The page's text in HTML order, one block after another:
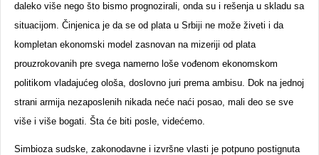
daleko više nego što bismo prognozirali, onda su i rešenja u skladu sa
situacijom. Činjenica je da se od plata u Srbiji ne može živeti i da
kompletan ekonomski model zasnovan na mizeriji od plata
prouzrokovanih pre svega namerno loše vođenom ekonomskom
politikom vladajućeg ološa, doslovno juri prema ambisu. Dok na jednoj
strani armija nezaposlenih nikada neće naći posao, mali deo se sve
više i više bogati. Šta će biti posle, videćemo.
Simbioza sudske, zakonodavne i izvršne vlasti je potpuno postignuta